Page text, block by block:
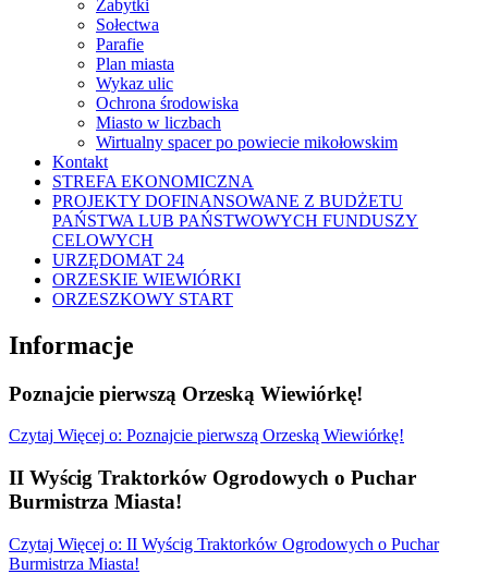
Zabytki
Sołectwa
Parafie
Plan miasta
Wykaz ulic
Ochrona środowiska
Miasto w liczbach
Wirtualny spacer po powiecie mikołowskim
Kontakt
STREFA EKONOMICZNA
PROJEKTY DOFINANSOWANE Z BUDŻETU
PAŃSTWA LUB PAŃSTWOWYCH FUNDUSZY
CELOWYCH
URZĘDOMAT 24
ORZESKIE WIEWIÓRKI
ORZESZKOWY START
Informacje
Poznajcie pierwszą Orzeską Wiewiórkę!
Czytaj Więcej o: Poznajcie pierwszą Orzeską Wiewiórkę!
II Wyścig Traktorków Ogrodowych o Puchar
Burmistrza Miasta!
Czytaj Więcej o: II Wyścig Traktorków Ogrodowych o Puchar
Burmistrza Miasta!